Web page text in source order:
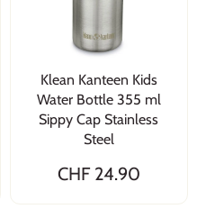
Klean Kanteen Kids
Water Bottle 355 ml
Sippy Cap Stainless
Steel
CHF 24.90